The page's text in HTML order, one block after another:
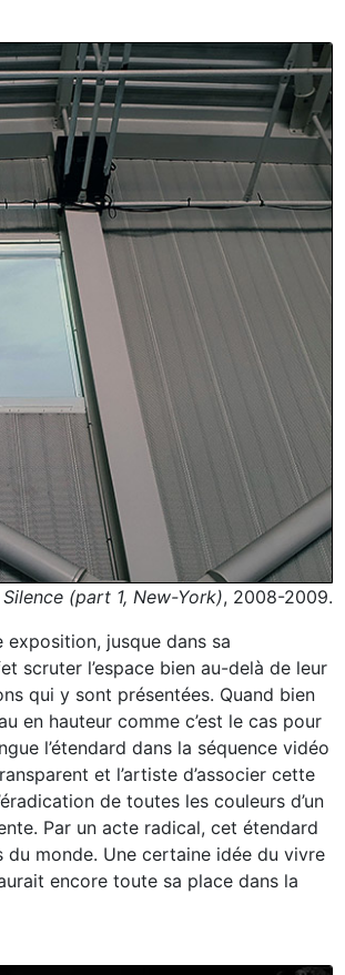
(part 1, New-York), 2008-2009.
jusque dans sa
scruter l’espace bien au-delà de leur
qui y sont présentées. Quand bien
en hauteur comme c’est le cas pour
l’étendard dans la séquence vidéo
et l’artiste d’associer cette
de toutes les couleurs d’un
Par un acte radical, cet étendard
monde. Une certaine idée du vivre
encore toute sa place dans la